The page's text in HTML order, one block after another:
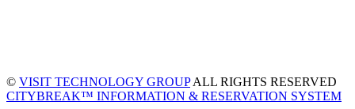
© VISIT TECHNOLOGY GROUPALL RIGHTS RESERVED
CITYBREAK™ INFORMATION & RESERVATION SYSTEM